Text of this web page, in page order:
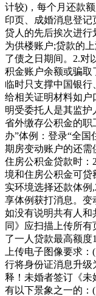
计较)，每个月还款
印页、成婚消息登
贷人的先后挨次进行
为供楼账户;贷款的
了债之日期间。2.对
积金账户余额或骗取
临时只支撑中国银
给相关证明材料如户
明受委托人是其监
省外缴存公积金的职
办”体例：登录“全
期房变动账户的还需
住房公积金贷款时：
境和住房公积金可贷
实环境选择还款体
享体例获打消息。变
如没有说明共有人和
同》应扫描上传所
了一人贷款最高额度
上传电子图像要求
行将身份证消息升级
释！未婚者签订《未
有以下景象之一的：